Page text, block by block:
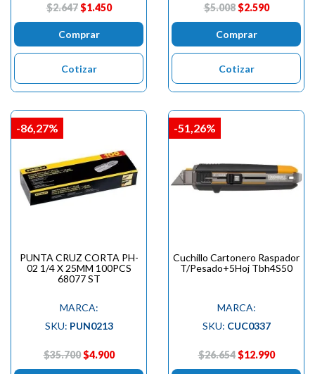
$2.647 $1.450
Comprar
Cotizar
$5.008 $2.590
Comprar
Cotizar
PUNTA CRUZ CORTA PH-
02 1/4 X 25MM 100PCS
68077 ST
MARCA:
SKU: PUN0213
$35.700 $4.900
-86,27%
Cuchillo Cartonero Raspador
T/Pesado+5Hoj Tbh4S50
MARCA:
SKU: CUC0337
$26.654 $12.990
-51,26%